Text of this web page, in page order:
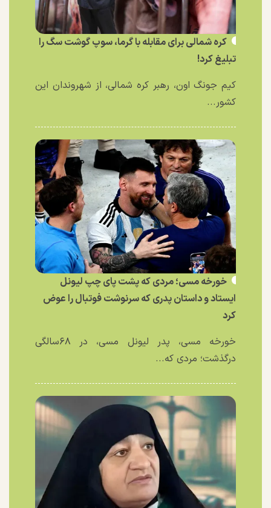
کره شمالی برای مقابله با گرما، سوپ گوشت سگ را
تبلیغ کرد!
کیم جونگ اون، رهبر کره شمالی، از شهروندان این
کشور...
خورخه مسی؛ مردی که پشت پای چپ لیونل
ایستاد و داستان پدری که سرنوشت فوتبال را عوض
کرد
خورخه مسی، پدر لیونل مسی، در ۶۸سالگی
درگذشت؛ مردی که...